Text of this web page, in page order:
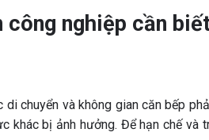
nghiệp cần
chuyển và không gian căn bếp
bị ảnh hưởng. Để hạn chế và